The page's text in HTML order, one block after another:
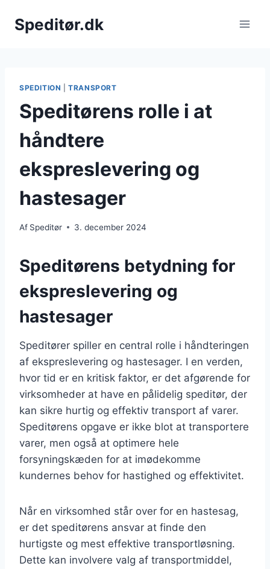
Speditør.dk
SPEDITION |TRANSPORT
Speditørens rolle i at
håndtere
ekspreslevering og
hastesager
Af Speditør 3. december 2024
Speditørens betydning for
ekspreslevering og
hastesager
Speditører spiller en central rolle i håndteringen
af ekspreslevering og hastesager. I en verden,
hvor tid er en kritisk faktor, er det afgørende for
virksomheder at have en pålidelig speditør, der
kan sikre hurtig og effektiv transport af varer.
Speditørens opgave er ikke blot at transportere
varer, men også at optimere hele
forsyningskæden for at imødekomme
kundernes behov for hastighed og effektivitet.
Når en virksomhed står over for en hastesag,
er det speditørens ansvar at finde den
hurtigste og mest effektive transportløsning.
Dette kan involvere valg af transportmiddel,